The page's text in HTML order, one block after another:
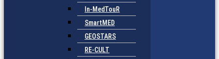
In-MedTouR
SmartMED
GEOSTARS
RE-CULT